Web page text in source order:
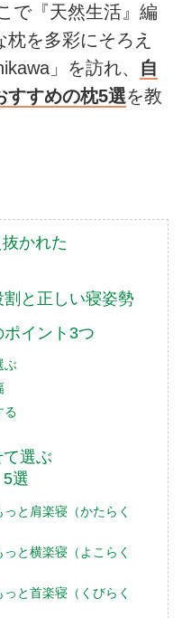
で『天然生活』編
を多彩にそろえ
」を訪れ、 自
すすめの枕5選を教
かれた
と正しい寝姿勢
イント3つ
ぶ
る
選ぶ
選
と肩楽寝（かたらく
と横楽寝（よこらく
と首楽寝（くびらく